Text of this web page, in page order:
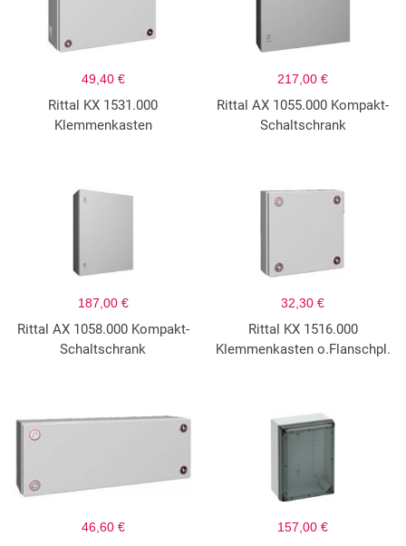
49,40 €
Rittal KX 1531.000
Klemmenkasten
217,00 €
Rittal AX 1055.000 Kompakt-
Schaltschrank
187,00 €
Rittal AX 1058.000 Kompakt-
Schaltschrank
32,30 €
Rittal KX 1516.000
Klemmenkasten o.Flanschpl.
46,60 € 157,00 €